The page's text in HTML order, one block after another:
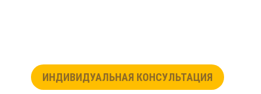
ИНДИВИДУАЛЬНАЯ КОНСУЛЬТАЦИЯ